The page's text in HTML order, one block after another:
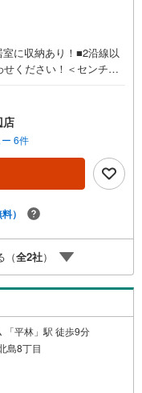
に収納あり！■2沿線以
せください！＜センチュ
い、大切なお住まいの
●リフォームのご相談も
ーンのご相談・・・なん
〇大阪メトロ御堂筋線
時間:10:00～20:00（火
事前にご連絡いただけま
店
6件
）
（全2社）
「平林」駅 徒歩9分
島8丁目